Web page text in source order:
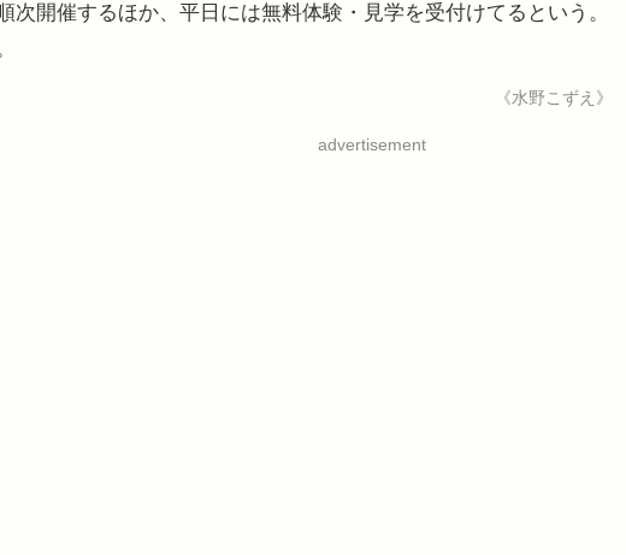
開催するほか、平日には無料体験・見学を受付けてるという。
《水野こずえ》
advertisement